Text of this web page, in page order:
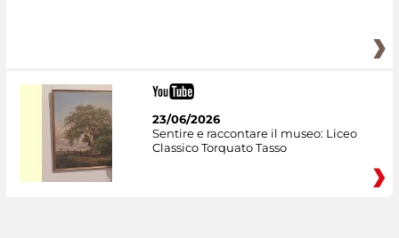
23/06/2026
Sentire e raccontare il museo: Liceo
Classico Torquato Tasso